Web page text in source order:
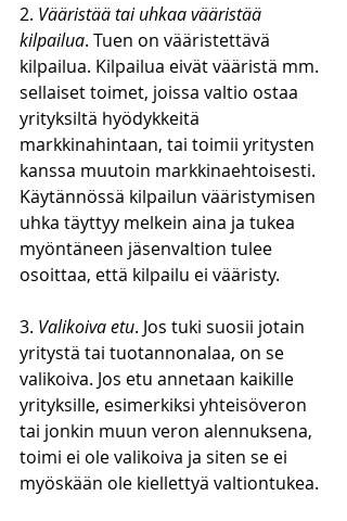
2. Vääristää tai uhkaa vääristää
kilpailua. Tuen on vääristettävä
kilpailua. Kilpailua eivät vääristä mm.
sellaiset toimet, joissa valtio ostaa
yrityksiltä hyödykkeitä
markkinahintaan, tai toimii yritysten
kanssa muutoin markkinaehtoisesti.
Käytännössä kilpailun vääristymisen
uhka täyttyy melkein aina ja tukea
myöntäneen jäsenvaltion tulee
osoittaa, että kilpailu ei vääristy.
3. Valikoiva etu. Jos tuki suosii jotain
yritystä tai tuotannonalaa, on se
valikoiva. Jos etu annetaan kaikille
yrityksille, esimerkiksi yhteisöveron
tai jonkin muun veron alennuksena,
toimi ei ole valikoiva ja siten se ei
myöskään ole kiellettyä valtiontukea.